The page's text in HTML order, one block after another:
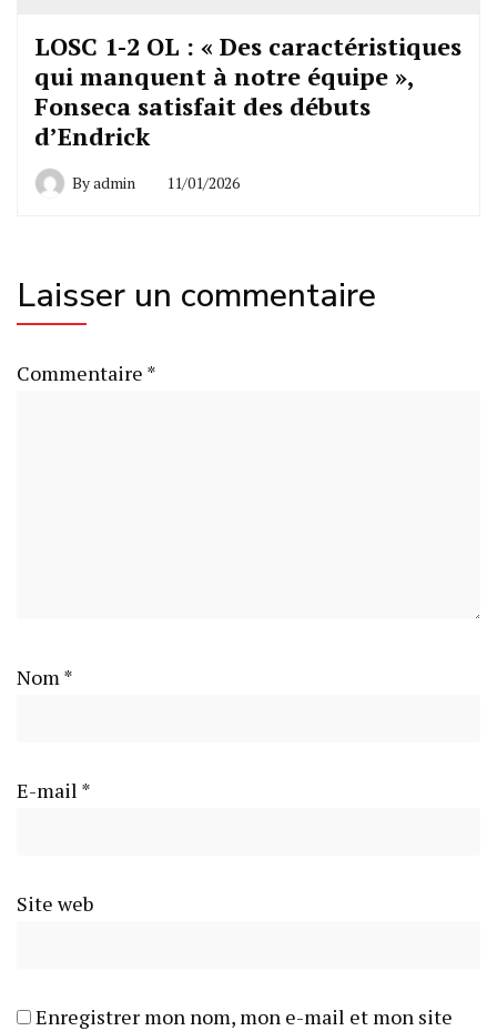
LOSC 1-2 OL : « Des caractéristiques
qui manquent à notre équipe »,
Fonseca satisfait des débuts
d’Endrick
Byadmin 11/01/2026
Laisser un commentaire
Commentaire *
Nom *
E-mail *
Site web
Enregistrer mon nom, mon e-mail et mon site